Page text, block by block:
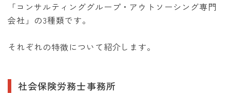
「コンサルティンググループ・アウトソーシング専門
会社」の3種類です。
それぞれの特徴について紹介します。
社会保険労務士事務所